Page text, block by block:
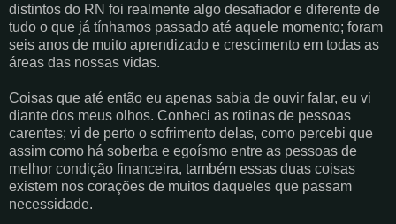
distintos do RN foi realmente algo desafiador e diferente de
tudo o que já tínhamos passado até aquele momento; foram
seis anos de muito aprendizado e crescimento em todas as
áreas das nossas vidas.
Coisas que até então eu apenas sabia de ouvir falar, eu vi
diante dos meus olhos. Conheci as rotinas de pessoas
carentes; vi de perto o sofrimento delas, como percebi que
assim como há soberba e egoísmo entre as pessoas de
melhor condição financeira, também essas duas coisas
existem nos corações de muitos daqueles que passam
necessidade.